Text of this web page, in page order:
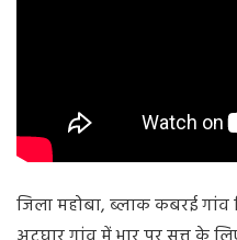
जिला महोबा, ब्लाक कबरई गांव